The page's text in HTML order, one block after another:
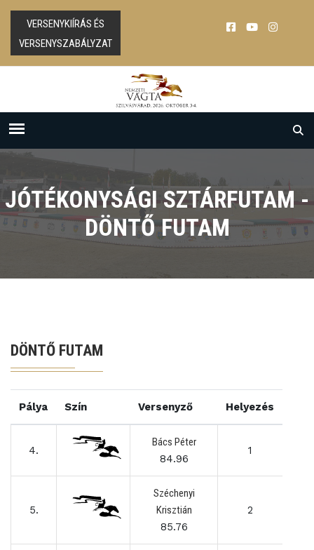
VERSENYKIÍRÁS ÉS
VERSENYSZABÁLYZAT
JÓTÉKONYSÁGI SZTÁRFUTAM -
DÖNTŐ FUTAM
DÖNTŐ FUTAM
Pálya Szín Versenyző Helyezés
4.
Bács Péter
84.96
1
5.
Széchenyi
Krisztián
85.76
2